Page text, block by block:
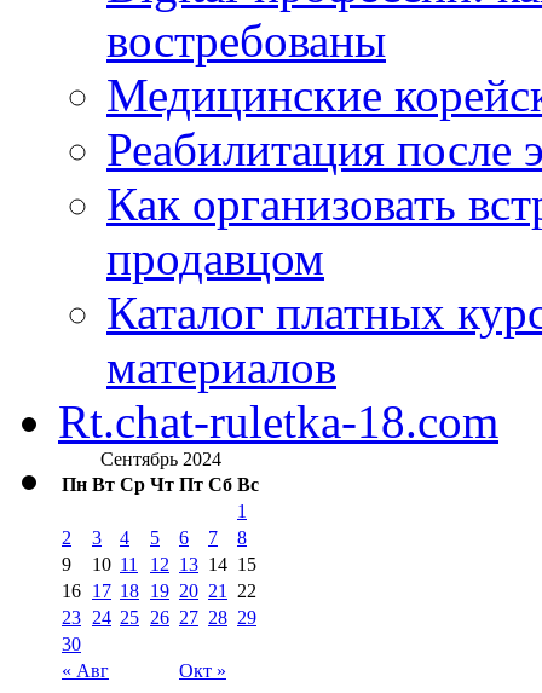
востребованы
Медицинские
Реабилитация после
Как организовать
продавцом
Каталог платных
материалов
Rt.chat-ruletka-18.com
Сентябрь 2024
Пн Вт Ср Чт Пт Сб Вс
« Авг Окт »
1
2
3 4 5 6 7
8
9
10 11 12 13 14 15
16 17 18 19 20 21
22
23 24 25 26 27 28 29
30